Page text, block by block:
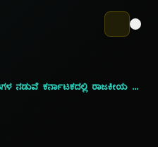
2021: ಯಡಿಯೂರಪ್ಪ ರಾಜೀನಾಮೆ ವದಂತಿಗಳ ನಡುವೆ ಕರ್ನಾಟಕದಲ್ಲಿ ರಾಜಕೀಯ ಚಟುವಟಿಕೆಗಳು ತೀವ್ರ